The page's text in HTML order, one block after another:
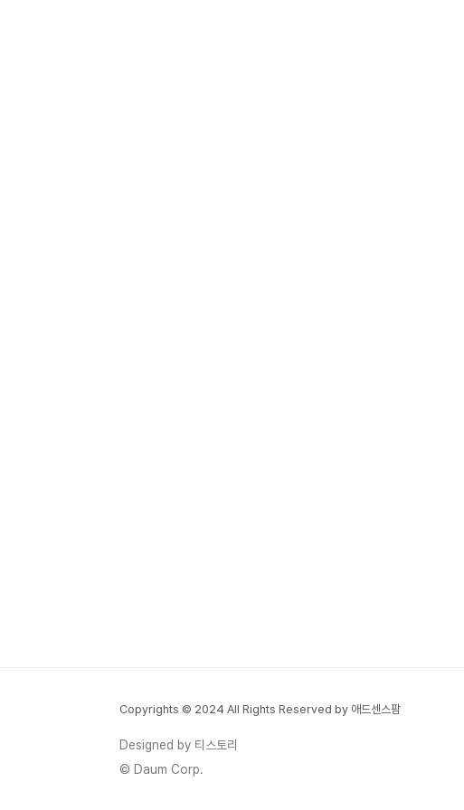
Copyrights © 2024 All Rights Reserved by 애드센스팜
Designed by 티스토리
© Daum Corp.